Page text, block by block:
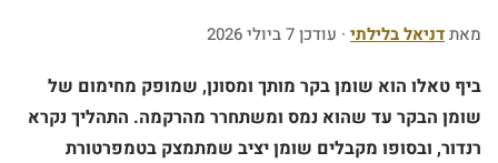
s
e
d
מאתדניאל בלילתי · עודכן 7 ביולי 2026
ביף טאלו הוא שומן בקר מותך ומסונן, שמופק מחימום של
שומן הבקר עד שהוא נמס ומשתחרר מהרקמה. התהליך נקרא
רנדור, ובסופו מקבלים שומן יציב שמתמצק בטמפרטורת